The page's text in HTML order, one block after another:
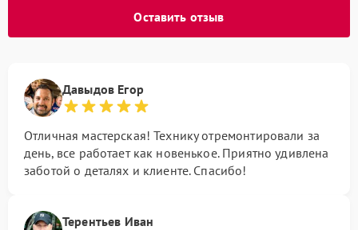
Оставить отзыв
Давыдов Егор
Отличная мастерская! Технику отремонтировали за
день, все работает как новенькое. Приятно удивлена
заботой о деталях и клиенте. Спасибо!
Терентьев Иван